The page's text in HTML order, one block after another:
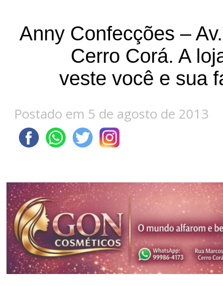
Anny Confecções –
Cerro Corá. A
veste você e sua
Postado em 5 de agosto de 2013